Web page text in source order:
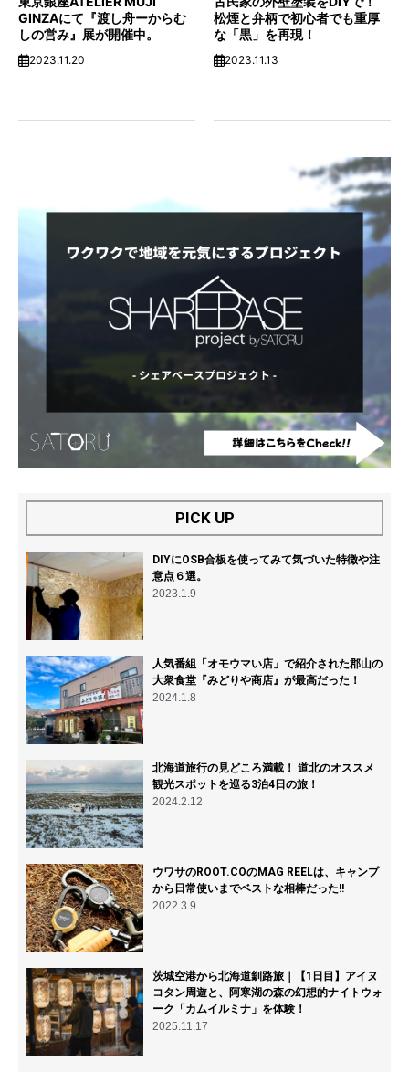
GINZAにて『渡し舟ーからむ
しの営み』展が開催中。
2023.11.20
松煙と弁柄で初心者でも重厚
な「黒」を再現！
2023.11.13
PICK UP
DIYにOSB合板を使ってみて気づいた特徴や注
意点６選。
2023.1.9
人気番組「オモウマい店」で紹介された郡山の
大衆食堂『みどりや商店』が最高だった！
2024.1.8
北海道旅行の見どころ満載！ 道北のオススメ
観光スポットを巡る3泊4日の旅！
2024.2.12
ウワサのROOT.COのMAG REELは、キャンプ
から日常使いまでベストな相棒だった!!
2022.3.9
茨城空港から北海道釧路旅｜【1日目】アイヌ
コタン周遊と、阿寒湖の森の幻想的ナイトウォ
ーク「カムイルミナ」を体験！
2025.11.17